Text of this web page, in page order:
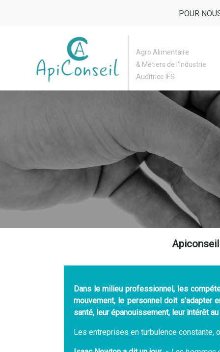
POUR
Agro Alimentaire
& Métiers de l'Industrie
Auditrice IFS
Dans le milieu professionnel, les
mouvement, le personnel doit
santé, leur épanouissement, leur intérêt
Les entreprises en turbulence constante,